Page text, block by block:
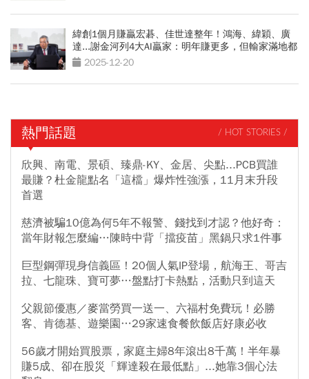
緯創1個月賺贏宏碁、佳世達整年！鴻海、緯穎、廣
達...謝金河列4大AI贏家：明年賺更多，但輸家滿地都
是 2025-12-20
熱門話題 / HOT STORIES /
欣興、南電、景碩、臻鼎-KY、金居、尖點...PCB買誰
最賺？杜金龍點名「這檔」爆炸性強漲，11月末升段
首選
慈濟被騙10億為何5年不報警、錢找到才認？他好奇：
當年財報怎麼編…陳時中背「擋疫苗」黑鍋只求1件事
巨型鋼彈現身信義區！20個人氣IP登場，航海王、哥吉
拉、七龍珠、寶可夢…盤點打卡熱點，活動只到這天
父親節優惠／麥當勞買一送一、六福村免費玩！必勝
客、肯德基、遊樂園…29家速食餐飲飯店好康必收
56歲才開始買股票，家庭主婦8年滾出8千萬！半年暴
賺5成、卻在股災「輝達殺在最低點」...她靠3個心法